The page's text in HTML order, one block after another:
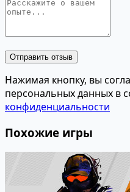
Отправить отзыв
Нажимая кнопку, вы
персональных данных в
конфиденциальности
Похожие игры